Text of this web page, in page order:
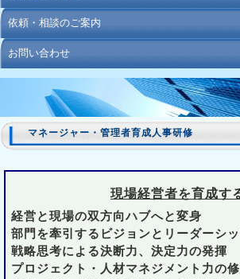
依頼・相談のご案内
お問い合わせ
マネージャー・管理者育成人事研修
現場経営者を育成す
経営と現場の双方向ハブへと変身
部門を牽引するビジョンとリーダーシ
戦略思考による決断力、決定力の発揮
プロジェクト・人材マネジメント力の